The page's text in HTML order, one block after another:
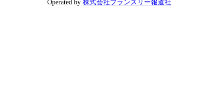
Operated by 株式会社ブランスリー報道社